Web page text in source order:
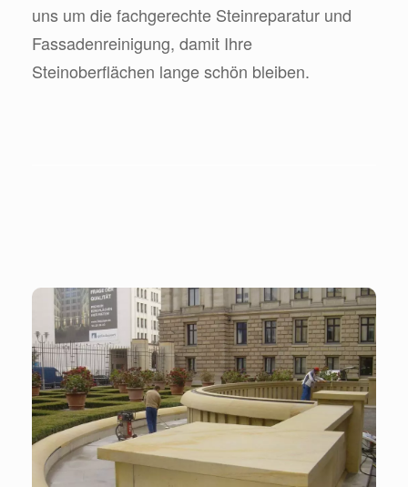
uns um die fachgerechte Steinreparatur und
Fassadenreinigung, damit Ihre
Steinoberflächen lange schön bleiben.